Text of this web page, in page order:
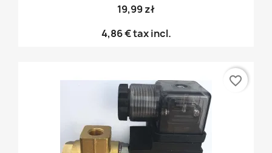
19,99 zł
4,86 €tax incl.
favorite_border